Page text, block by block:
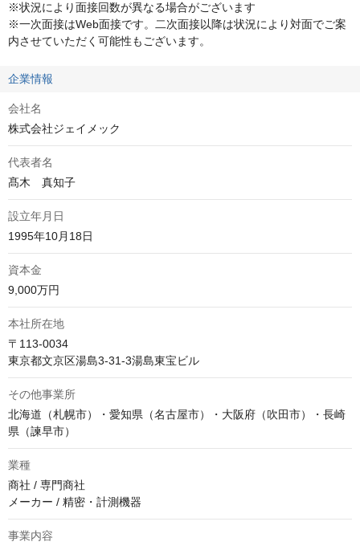
※状況により面接回数が異なる場合がございます
※一次面接はWeb面接です。二次面接以降は状況により対面でご案
内させていただく可能性もございます。
企業情報
会社名
株式会社ジェイメック
代表者名
髙木　真知子
設立年月日
1995年10月18日
資本金
9,000万円
本社所在地
〒113-0034
東京都文京区湯島3-31-3湯島東宝ビル
その他事業所
北海道（札幌市）・愛知県（名古屋市）・大阪府（吹田市）・長崎
県（諫早市）
業種
商社 / 専門商社
メーカー / 精密・計測機器
事業内容